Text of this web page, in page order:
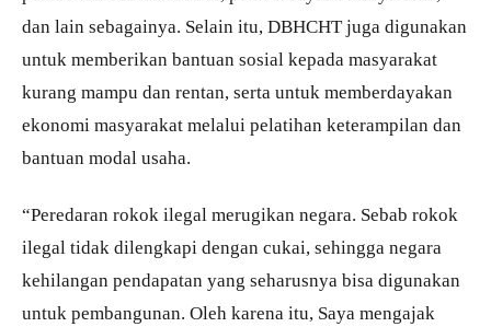
dan lain sebagainya. Selain itu, DBHCHT juga digunakan
untuk memberikan bantuan sosial kepada masyarakat
kurang mampu dan rentan, serta untuk memberdayakan
ekonomi masyarakat melalui pelatihan keterampilan dan
bantuan modal usaha.
“Peredaran rokok ilegal merugikan negara. Sebab rokok
ilegal tidak dilengkapi dengan cukai, sehingga negara
kehilangan pendapatan yang seharusnya bisa digunakan
untuk pembangunan. Oleh karena itu, Saya mengajak